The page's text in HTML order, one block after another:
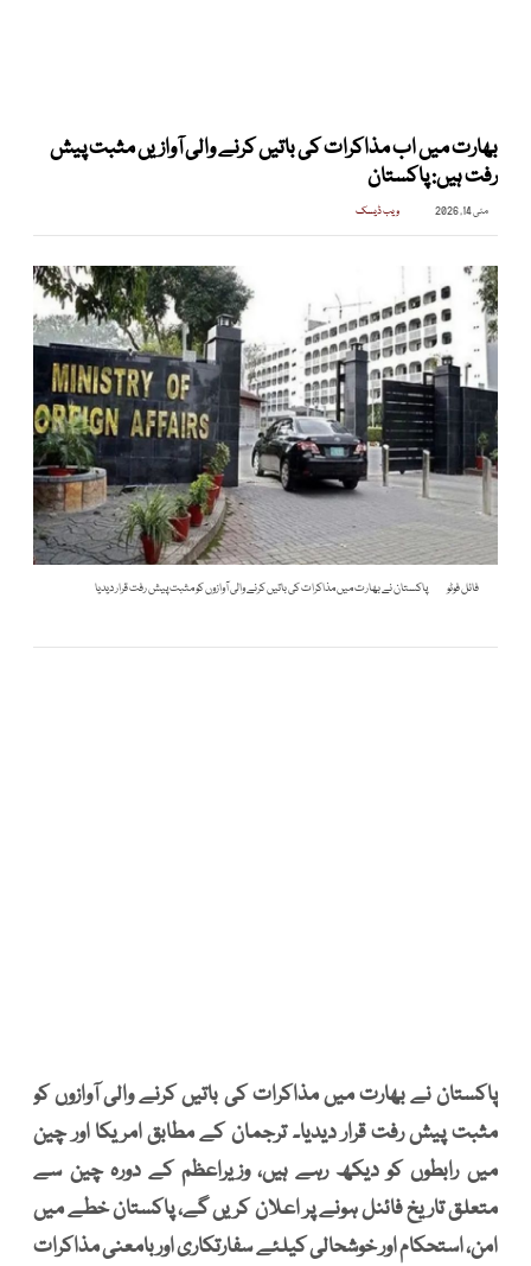
بھارت میں اب مذاکرات کی باتیں کرنے والی آوازیں مثبت پیش
رفت ہیں: پاکستان
مئی 14, 2026 ویب ڈیسک
فائل فوٹو پاکستان نے بھارت میں مذاکرات کی باتیں کرنے والی آوازوں کو مثبت پیش رفت قرار دیدیا
پاکستان نے بھارت میں مذاکرات کی باتیں کرنے والی آوازوں کو
مثبت پیش رفت قرار دیدیا۔ ترجمان کے مطابق امریکا اور چین
میں رابطوں کو دیکھ رہے ہیں، وزیراعظم کے دورہ چین سے
متعلق تاریخ فائنل ہونے پر اعلان کریں گے، پاکستان خطے میں
امن، استحکام اور خوشحالی کیلئے سفارتکاری اور بامعنی مذاکرات